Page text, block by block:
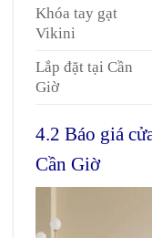
Khóa tay gạt
Vikini
Lắp đặt tại Cần
Giờ
4.2 Báo giá
Cần Giờ